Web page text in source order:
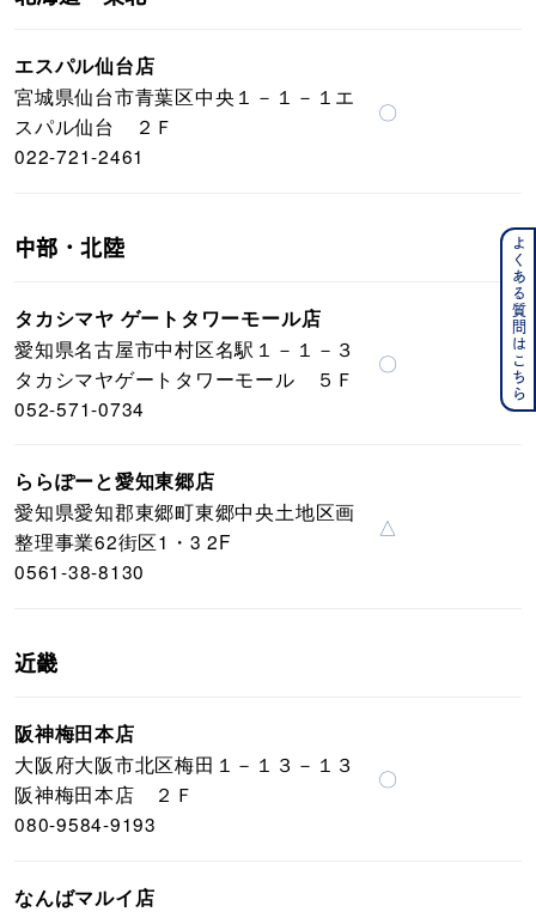
エスパル仙台店
宮城県仙台市青葉区中央１－１－１エ
スパル仙台 ２Ｆ
022-721-2461
〇
中部・北陸
タカシマヤ ゲートタワーモール店
愛知県名古屋市中村区名駅１－１－３
タカシマヤゲートタワーモール ５Ｆ
052-571-0734
〇
ららぽーと愛知東郷店
愛知県愛知郡東郷町東郷中央土地区画
整理事業62街区1・3 2F
0561-38-8130
△
近畿
阪神梅田本店
大阪府大阪市北区梅田１－１３－１３
阪神梅田本店 ２Ｆ
080-9584-9193
〇
なんばマルイ店
よくある質問はこちら